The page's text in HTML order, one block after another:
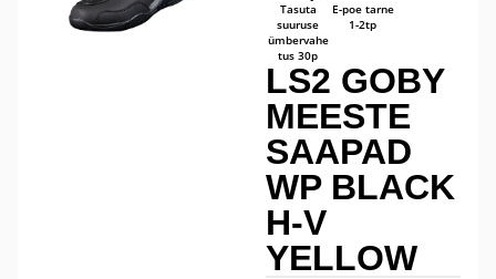
Tasuta
suuruse
ümbervahe
tus 30p
E-poe tarne
1-2tp
LS2 GOBY
MEESTE
SAAPAD
WP BLACK
H-V
YELLOW